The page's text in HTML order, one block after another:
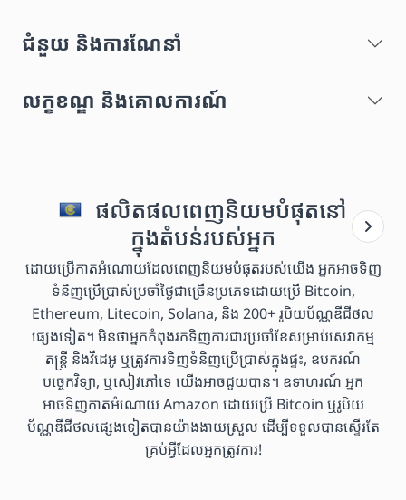
ជំនួយ និងការណែនាំ
លក្ខខណ្ឌ និងគោលការណ៍
ផលិតផលពេញនិយមបំផុតនៅ
ក្នុងតំបន់របស់អ្នក
ដោយប្រើកាតអំណោយដែលពេញនិយមបំផុតរបស់យើង អ្នកអាចទិញ
ទំនិញប្រើប្រាស់ប្រចាំថ្ងៃជាច្រើនប្រភេទដោយប្រើ Bitcoin,
Ethereum, Litecoin, Solana, និង 200+ រូបិយប័ណ្ណឌីជីថល
ផ្សេងទៀត។ មិនថាអ្នកកំពុងរកទិញការជាវប្រចាំខែសម្រាប់សេវាកម្ម
តន្ត្រី និងវីដេអូ ឬត្រូវការទិញទំនិញប្រើប្រាស់ក្នុងផ្ទះ, ឧបករណ៍
បច្ចេកវិទ្យា, ឬសៀវភៅទេ យើងអាចជួយបាន។ ឧទាហរណ៍ អ្នក
អាចទិញកាតអំណោយ Amazon ដោយប្រើ Bitcoin ឬរូបិយ
ប័ណ្ណឌីជីថលផ្សេងទៀតបានយ៉ាងងាយស្រួល ដើម្បីទទួលបានស្ទើរតែ
គ្រប់អ្វីដែលអ្នកត្រូវការ!